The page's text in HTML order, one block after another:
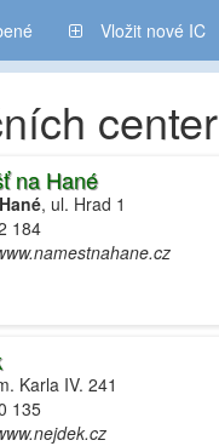
Vložit nové IC
center
na Hané
, ul. Hrad 1
184
Karla IV. 241
135